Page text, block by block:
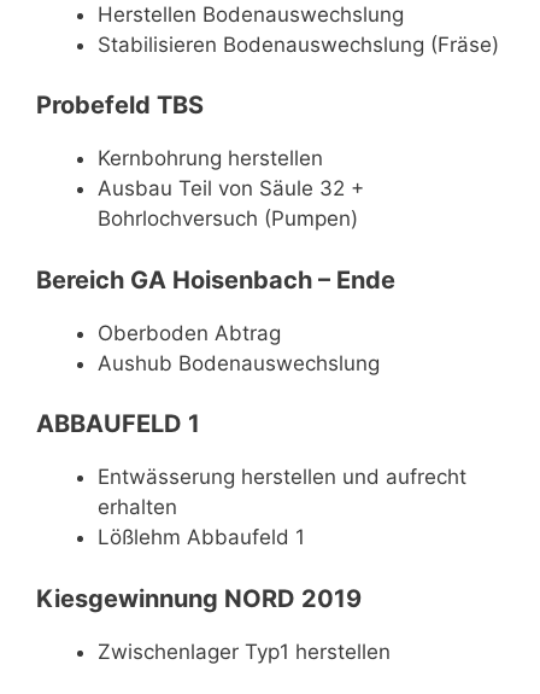
Herstellen Bodenauswechslung
Stabilisieren Bodenauswechslung (Fräse)
Probefeld TBS
Kernbohrung herstellen
Ausbau Teil von Säule 32 +
Bohrlochversuch (Pumpen)
Bereich GA Hoisenbach – Ende
Oberboden Abtrag
Aushub Bodenauswechslung
ABBAUFELD 1
Entwässerung herstellen und aufrecht
erhalten
Lößlehm Abbaufeld 1
Kiesgewinnung NORD 2019
Zwischenlager Typ1 herstellen